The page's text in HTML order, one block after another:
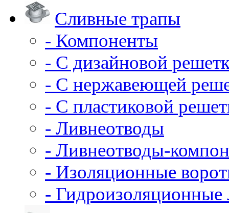
Сливные трапы
- Компоненты
- С дизайновой
- С нержавеющей
- С пластиковой
- Ливнеотводы
- Ливнеотводы-
- Изоляционные
- Гидроизоляционные